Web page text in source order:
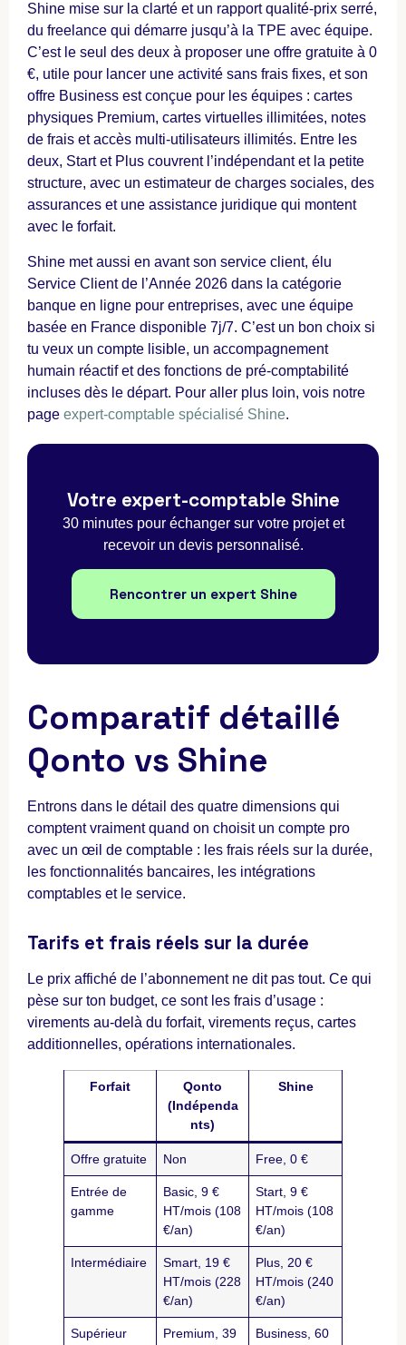
Shine mise sur la clarté et un rapport qualité-prix serré,
du freelance qui démarre jusqu’à la TPE avec équipe.
C’est le seul des deux à proposer une offre gratuite à 0
€, utile pour lancer une activité sans frais fixes, et son
offre Business est conçue pour les équipes : cartes
physiques Premium, cartes virtuelles illimitées, notes
de frais et accès multi-utilisateurs illimités. Entre les
deux, Start et Plus couvrent l’indépendant et la petite
structure, avec un estimateur de charges sociales, des
assurances et une assistance juridique qui montent
avec le forfait.
Shine met aussi en avant son service client, élu
Service Client de l’Année 2026 dans la catégorie
banque en ligne pour entreprises, avec une équipe
basée en France disponible 7j/7. C’est un bon choix si
tu veux un compte lisible, un accompagnement
humain réactif et des fonctions de pré-comptabilité
incluses dès le départ. Pour aller plus loin, vois notre
page expert-comptable spécialisé Shine.
Votre expert-comptable Shine
30 minutes pour échanger sur votre projet et
recevoir un devis personnalisé.
Rencontrer un expert Shine
Comparatif détaillé
Qonto vs Shine
Entrons dans le détail des quatre dimensions qui
comptent vraiment quand on choisit un compte pro
avec un œil de comptable : les frais réels sur la durée,
les fonctionnalités bancaires, les intégrations
comptables et le service.
Tarifs et frais réels sur la durée
Le prix affiché de l’abonnement ne dit pas tout. Ce qui
pèse sur ton budget, ce sont les frais d’usage :
virements au-delà du forfait, virements reçus, cartes
additionnelles, opérations internationales.
Forfait
Qonto
(Indépenda
nts)
Shine
Offre gratuite Non Free, 0 €
Entrée de
gamme
Basic, 9 €
HT/mois (108
€/an)
Start, 9 €
HT/mois (108
€/an)
Intermédiaire
Smart, 19 €
HT/mois (228
€/an)
Plus, 20 €
HT/mois (240
€/an)
Supérieur
Premium, 39
Business, 60